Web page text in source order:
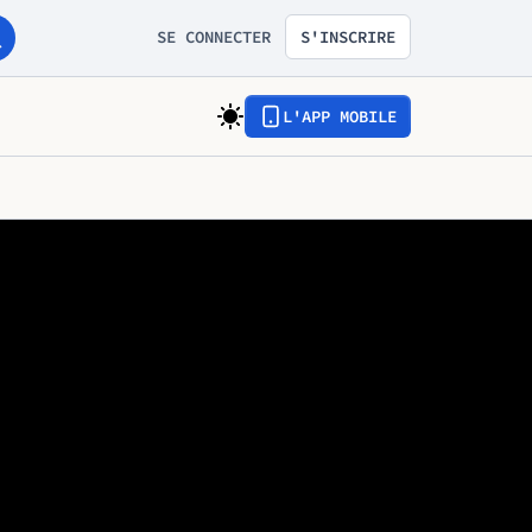
SE CONNECTER S'INSCRIRE
L'APP MOBILE